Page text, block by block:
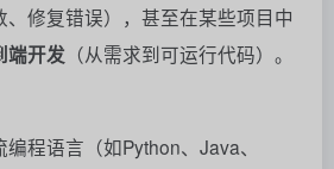
、修复错误），甚至在某些项目中
端开发 （从需求到可运行代码）。
程语言（如Python、Java、